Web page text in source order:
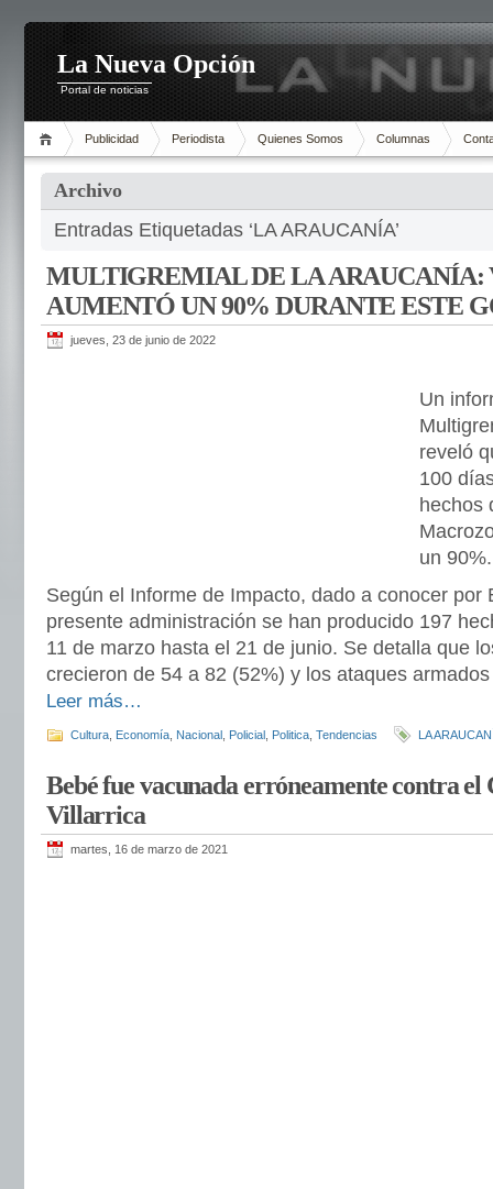
La Nueva Opción
Portal de noticias
Publicidad Periodista Quienes Somos Columnas
Archivo
Entradas Etiquetadas ‘LA ARAUCANÍA’
MULTIGREMIAL DE LA ARAUCANÍA:
AUMENTÓ UN 90% DURANTE ESTE
jueves, 23 de junio de 2022
Un
reveló
100
hechos
un 90%.
Según el Informe de Impacto, dado a conocer por
presente administración se han producido 197
11 de marzo hasta el 21 de junio. Se detalla que
crecieron de 54 a 82 (52%) y los ataques
Leer más…
Cultura Economía Nacional Policial Politica Tendencias LA
Bebé fue vacunada erróneamente contra el
Villarrica
martes, 16 de marzo de 2021